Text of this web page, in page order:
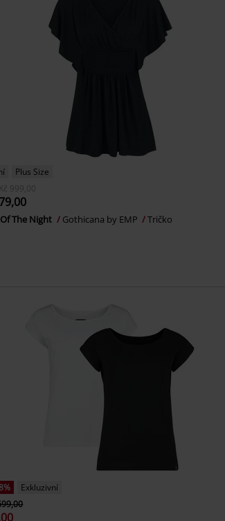
Plus Size
Kč 999,00
The Night Gothicana by EMP Tričko
Exkluzivní